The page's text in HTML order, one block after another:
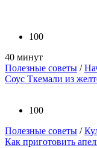
100
40 минут
Полезные советы /
Соус Ткемали из
100
Полезные советы /
Как приготовить